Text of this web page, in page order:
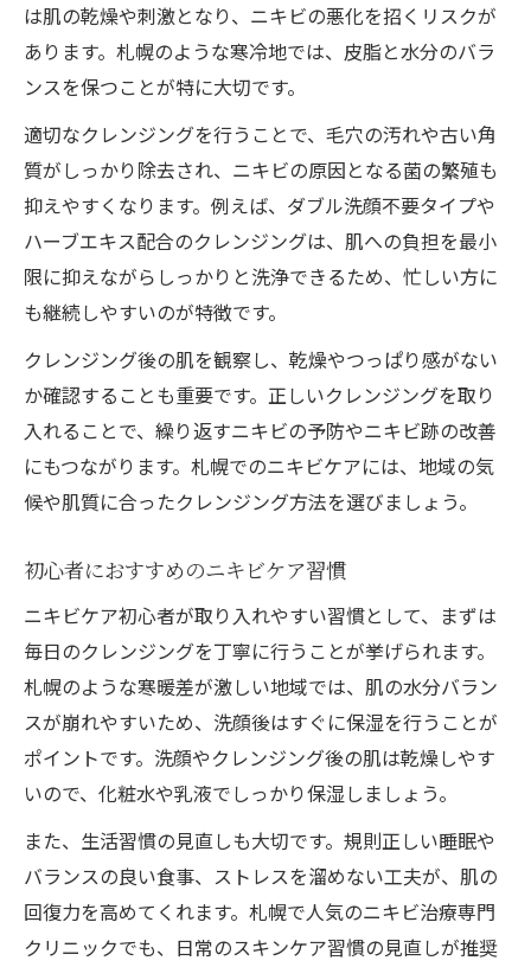
は肌の乾燥や刺激となり、ニキビの悪化を招くリスクが
あります。札幌のような寒冷地では、皮脂と水分のバラ
ンスを保つことが特に大切です。
適切なクレンジングを行うことで、毛穴の汚れや古い角
質がしっかり除去され、ニキビの原因となる菌の繁殖も
抑えやすくなります。例えば、ダブル洗顔不要タイプや
ハーブエキス配合のクレンジングは、肌への負担を最小
限に抑えながらしっかりと洗浄できるため、忙しい方に
も継続しやすいのが特徴です。
クレンジング後の肌を観察し、乾燥やつっぱり感がない
か確認することも重要です。正しいクレンジングを取り
入れることで、繰り返すニキビの予防やニキビ跡の改善
にもつながります。札幌でのニキビケアには、地域の気
候や肌質に合ったクレンジング方法を選びましょう。
初心者におすすめのニキビケア習慣
ニキビケア初心者が取り入れやすい習慣として、まずは
毎日のクレンジングを丁寧に行うことが挙げられます。
札幌のような寒暖差が激しい地域では、肌の水分バラン
スが崩れやすいため、洗顔後はすぐに保湿を行うことが
ポイントです。洗顔やクレンジング後の肌は乾燥しやす
いので、化粧水や乳液でしっかり保湿しましょう。
また、生活習慣の見直しも大切です。規則正しい睡眠や
バランスの良い食事、ストレスを溜めない工夫が、肌の
回復力を高めてくれます。札幌で人気のニキビ治療専門
クリニックでも、日常のスキンケア習慣の見直しが推奨